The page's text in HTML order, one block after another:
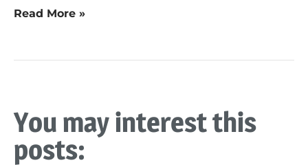
Read More »
You may interest this
posts: